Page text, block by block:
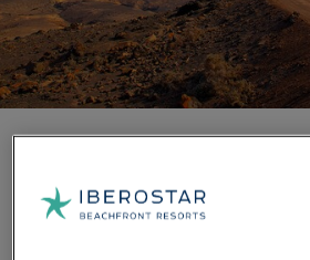
Playa del Matorral (Jandía)
Die Halbinsel Jandía, an
Fuerteventuras gelegen, ist ein